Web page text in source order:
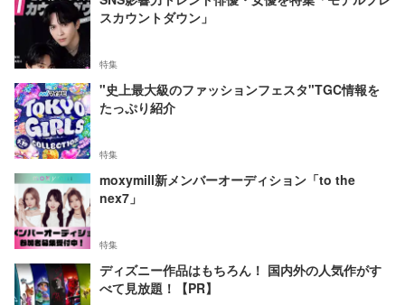
スカウントダウン」
特集
"史上最大級のファッションフェスタ"TGC情報を
たっぷり紹介
特集
moxymill新メンバーオーディション「to the
nex7」
特集
ディズニー作品はもちろん！ 国内外の人気作がす
べて見放題！【PR】